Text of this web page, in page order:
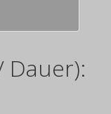
Dauer):